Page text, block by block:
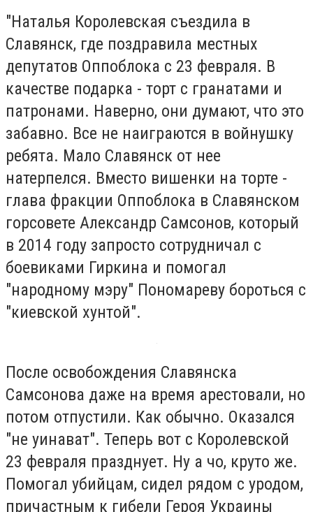
"Наталья Королевская съездила в
Славянск, где поздравила местных
депутатов Оппоблока с 23 февраля. В
качестве подарка - торт с гранатами и
патронами. Наверно, они думают, что это
забавно. Все не наиграются в войнушку
ребята. Мало Славянск от нее
натерпелся. Вместо вишенки на торте -
глава фракции Оппоблока в Славянском
горсовете Александр Самсонов, который
в 2014 году запросто сотрудничал с
боевиками Гиркина и помогал
"народному мэру" Пономареву бороться с
"киевской хунтой".
После освобождения Славянска
Самсонова даже на время арестовали, но
потом отпустили. Как обычно. Оказался
"не уинават". Теперь вот с Королевской
23 февраля празднует. Ну а чо, круто же.
Помогал убийцам, сидел рядом с уродом,
причастным к гибели Героя Украины